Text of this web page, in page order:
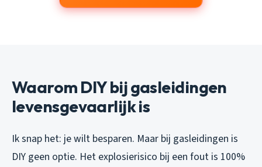
Waarom DIY bij gasleidingen
levensgevaarlijk is
Ik snap het: je wilt besparen. Maar bij gasleidingen is
DIY geen optie. Het explosierisico bij een fout is 100%